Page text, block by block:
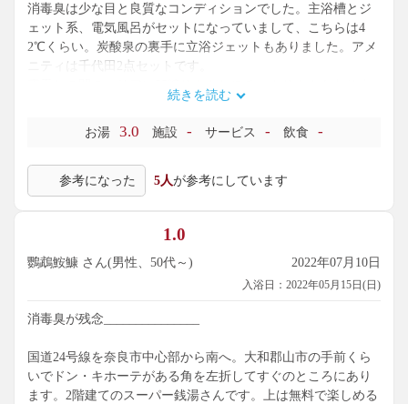
消毒臭は少な目と良質なコンディションでした。主浴槽とジ
ェット系、電気風呂がセットになっていまして、こちらは4
2℃くらい。炭酸泉の裏手に立浴ジェットもありました。アメ
ニティは千代田2点セットです。
した。あまり利用している人、いないような。
露天は細長い温泉浴槽がメインです。温泉を使っているのは
ここだけのはず。43℃と高めで茶色の単純泉。打たせ湯もつ
たですね。雨除けがないので、温泉を楽しみたい場合は天候
が重要になるかと思います。
続きを読む
お湯 3.0 施設 - サービス - 飲食 -
参考になった 5人が参考にしています
1.0
鸚鵡鮟鱇 さん(男性、50代～) 2022年07月10日
入浴日：2022年05月15日(日)
消毒臭が残念_______________
国道24号線を奈良市中心部から南へ。大和郡山市の手前くら
いでドン・キホーテがある角を左折してすぐのところにあり
ます。2階建てのスーパー銭湯さんです。上は無料で楽しめる